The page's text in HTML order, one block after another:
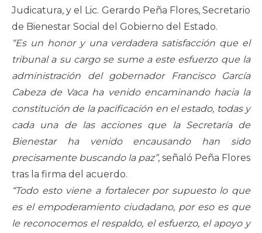
Judicatura, y el Lic. Gerardo Peña Flores, Secretario
de Bienestar Social del Gobierno del Estado.
“Es un honor y una verdadera satisfacción que el
tribunal a su cargo se sume a este esfuerzo que la
administración del gobernador Francisco García
Cabeza de Vaca ha venido encaminando hacia la
constitución de la pacificación en el estado, todas y
cada una de las acciones que la Secretaría de
Bienestar ha venido encausando han sido
precisamente buscando la paz”, señaló Peña Flores
tras la firma del acuerdo.
“Todo esto viene a fortalecer por supuesto lo que
es el empoderamiento ciudadano, por eso es que
le reconocemos el respaldo, el esfuerzo, el apoyo y